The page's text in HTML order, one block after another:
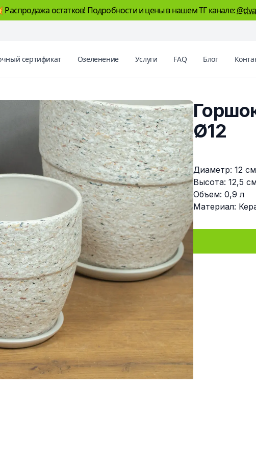
Распродажа остатков! Подробности и цены в нашем ТГ канале:
сертификат Озеленение Услуги FAQ Блог
Ø12
Описание
Диаметр: 12 см
Высота: 12,5
Объем: 0,9 л
Материал: